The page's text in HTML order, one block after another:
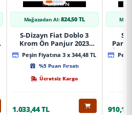
Mağazadan Al: 824,50 TL
S-Dizayn Fiat Doblo 3
Krom Ön Panjur 2023
Üzeri A+ Kalite
Peşin Fiyatına 3 x 344,48 TL
%5 Puan Fırsatı
Ücretsiz Kargo
1.033,44 TL
S-
Ön
910,16